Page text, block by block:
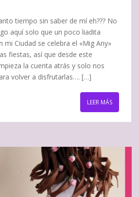
tiempo sin saber de mí eh??? No
aquí solo que un poco liadita
mi Ciudad se celebra el «Mig Any»
fiestas, así que desde este
la cuenta atrás y solo nos
volver a disfrutarlas…. […]
LEER MÁS